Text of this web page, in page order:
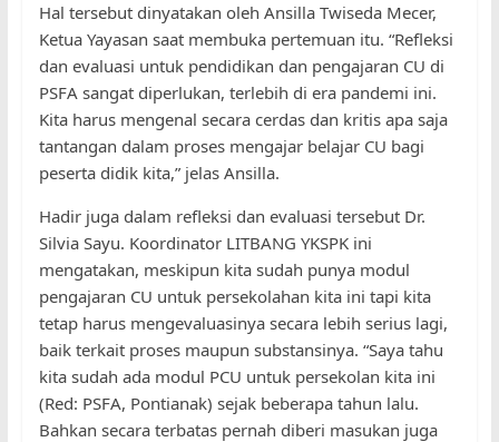
Hal tersebut dinyatakan oleh Ansilla Twiseda Mecer,
Ketua Yayasan saat membuka pertemuan itu. “Refleksi
dan evaluasi untuk pendidikan dan pengajaran CU di
PSFA sangat diperlukan, terlebih di era pandemi ini.
Kita harus mengenal secara cerdas dan kritis apa saja
tantangan dalam proses mengajar belajar CU bagi
peserta didik kita,” jelas Ansilla.
Hadir juga dalam refleksi dan evaluasi tersebut Dr.
Silvia Sayu. Koordinator LITBANG YKSPK ini
mengatakan, meskipun kita sudah punya modul
pengajaran CU untuk persekolahan kita ini tapi kita
tetap harus mengevaluasinya secara lebih serius lagi,
baik terkait proses maupun substansinya. “Saya tahu
kita sudah ada modul PCU untuk persekolan kita ini
(Red: PSFA, Pontianak) sejak beberapa tahun lalu.
Bahkan secara terbatas pernah diberi masukan juga